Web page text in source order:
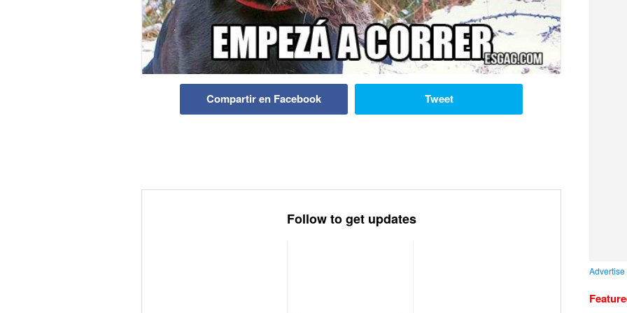
Compartir en Facebook Tweet
Follow to get updates